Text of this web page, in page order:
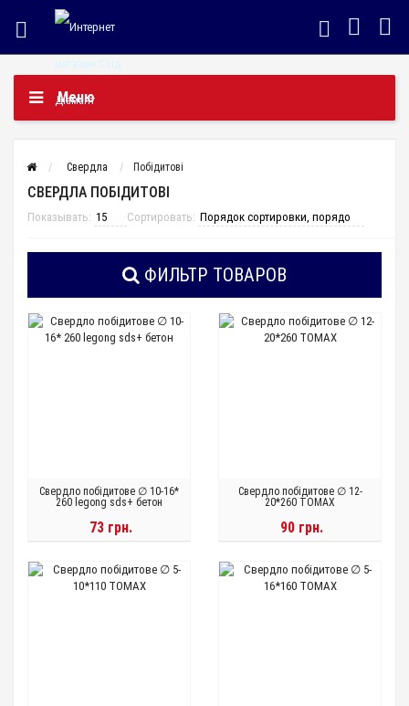
Меню
Свердла Побідитові
СВЕРДЛА ПОБІДИТОВІ
Показывать: Сортировать:
ФИЛЬТР ТОВАРОВ
Свердло побідитове ∅ 10-16*
260 legong sds+ бетон
73 грн.
Свердло побідитове ∅ 12-
20*260 TOMAX
90 грн.